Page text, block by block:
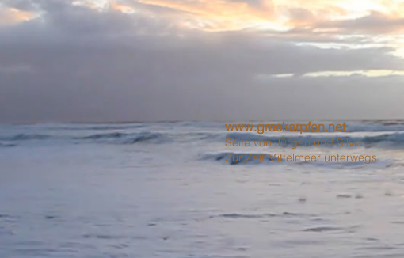
www.graskarpfen.net
Seite von Jürgen und Silvia.
Zur Zeit Mittelmeer unterwegs.